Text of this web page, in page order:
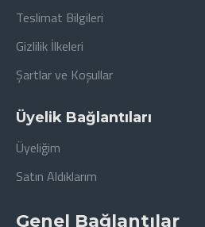
Teslimat Bilgileri
Gizlilik İlkeleri
Şartlar ve Koşullar
Üyelik Bağlantıları
Üyeliğim
Satın Aldıklarım
Genel Bağlantılar